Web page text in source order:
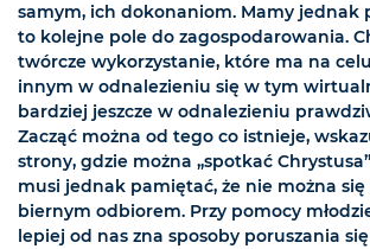
samym, ich dokonaniom. Mamy jednak
to kolejne pole do zagospodarowania.
twórcze wykorzystanie, które ma na
innym w odnalezieniu się w tym
bardziej jeszcze w odnalezieniu
Zacząć można od tego co istnieje,
strony, gdzie można „spotkać
musi jednak pamiętać, że nie można
biernym odbiorem. Przy pomocy
lepiej od nas zna sposoby poruszania